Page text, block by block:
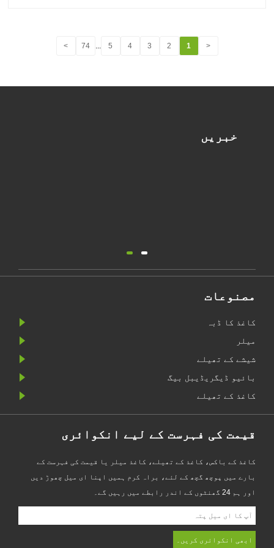
74
خبریں
مصنوعات
کاغذ کا ڈبہ
میلر
شیشے کے تھیلے
بائیو ڈیگریڈیبل بیگ
کاغذ کے تھیلے
قیمت کی فہرست کے لیے انکوائری
کاغذ کے باکس، کاغذ کے تھیلے، کاغذ میلر یا قیمت کی فہرست کے
بارے میں پوچھ گچھ کے لئے، براہ کرم ہمیں اپنا ای میل چھوڑ دیں
اور ہم 24 گھنٹوں کے اندر رابطے میں رہیں گے۔